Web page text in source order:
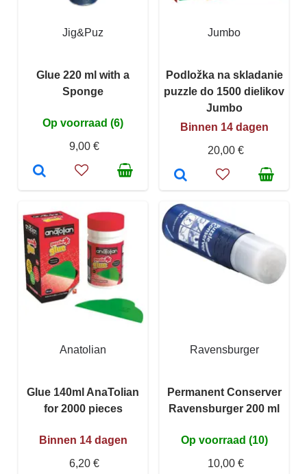
Jig&Puz
Glue 220 ml with a
Sponge
Op voorraad (6)
9,00 €
Jumbo
Podložka na skladanie
puzzle do 1500 dielikov
Jumbo
Binnen 14 dagen
20,00 €
Anatolian
Glue 140ml AnaTolian
for 2000 pieces
Binnen 14 dagen
6,20 €
Ravensburger
Permanent Conserver
Ravensburger 200 ml
Op voorraad (10)
10,00 €